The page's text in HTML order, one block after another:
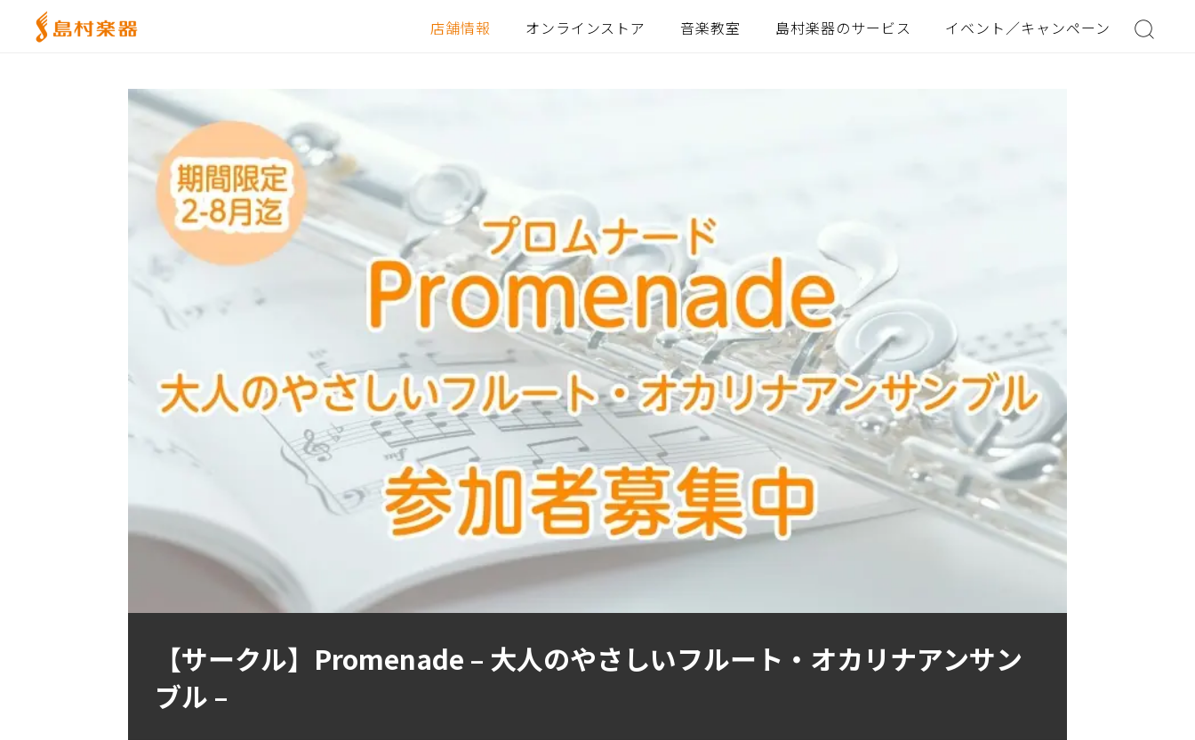
店舗情報 オンラインストア 音楽教室 島村楽器のサービス イベント／キャンペーン
【サークル】Promenade – 大人のやさしいフルート・オカリナアンサン
ブル –